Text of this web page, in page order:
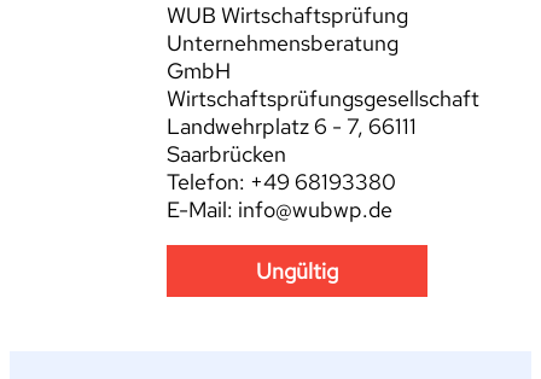
WUB Wirtschaftsprüfung
Unternehmensberatung
GmbH
Wirtschaftsprüfungsgesellschaft
Landwehrplatz 6 - 7, 66111
Saarbrücken
Telefon: +49 68193380
E-Mail: info@wubwp.de
Ungültig